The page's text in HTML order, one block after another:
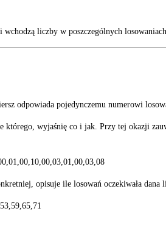
liczby w poszczególnych
odpowiada pojedynczemu numerowi
wyjaśnię co i jak. Przy tej okazji
opisuje ile losowań oczekiwała dana